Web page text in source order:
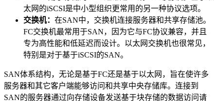
太网的iSCSI是中小型组织更常用的另一种协议选项。
交换机： 在SAN中，交换机连接服务器和共享存储池。
FC交换机最常用于SAN，因为它与FC协议兼容，并且
专为高性能和低延迟而设计。以太网交换机也很常见，
特别是对于基于iSCSI的SAN。
SAN体系结构，无论是基于FC还是基于以太网，旨在使许多
服务器和其它客户端能够访问和共享中央存储库。连接到
SAN的服务器通过向存储设备发送基于块存储的数据访问请